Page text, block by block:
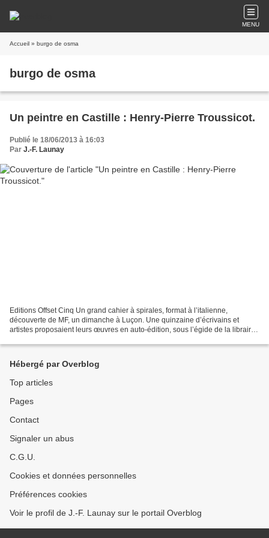
MENU
Accueil » burgo de osma
burgo de osma
Un peintre en Castille : Henry-Pierre Troussicot.
Publié le 18/06/2013 à 16:03
Par J.-F. Launay
Editions Offset Cinq Un grand cahier à spirales, format à l’italienne,
découverte de MF, un dimanche à Luçon. Une quinzaine d’écrivains et
artistes proposaient leurs œuvres en auto-édition, sous l’égide de la librairie
Hébergé par Overblog
Top articles
Pages
Contact
Signaler un abus
C.G.U.
Cookies et données personnelles
Préférences cookies
Voir le profil de J.-F. Launay sur le portail Overblog